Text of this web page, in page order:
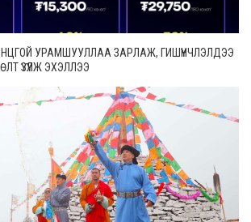
ОНЦГОЙ УРАМШУУЛЛАА ЗАРЛАЖ, ГИШҮҮНЧЛЭЛДЭЭ
ҮЗҮҮЛЖ ЭХЭЛЛЭЭ